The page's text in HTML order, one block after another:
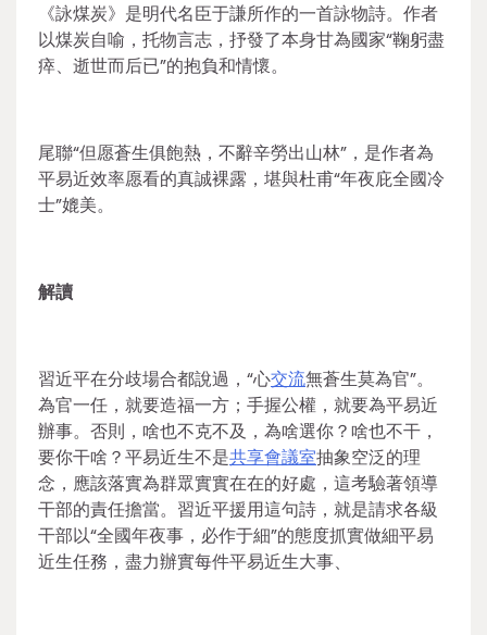
《詠煤炭》是明代名臣于謙所作的一首詠物詩。作者
以煤炭自喻，托物言志，抒發了本身甘為國家“鞠躬盡
瘁、逝世而后已”的抱負和情懷。
尾聯“但愿蒼生俱飽熱，不辭辛勞出山林”，是作者為
平易近效率愿看的真誠裸露，堪與杜甫“年夜庇全國冷
士”媲美。
解讀
習近平在分歧場合都說過，“心交流無蒼生莫為官”。
為官一任，就要造福一方；手握公權，就要為平易近
辦事。否則，啥也不克不及，為啥選你？啥也不干，
要你干啥？平易近生不是共享會議室抽象空泛的理
念，應該落實為群眾實實在在的好處，這考驗著領導
干部的責任擔當。習近平援用這句詩，就是請求各級
干部以“全國年夜事，必作于細”的態度抓實做細平易
近生任務，盡力辦實每件平易近生大事、